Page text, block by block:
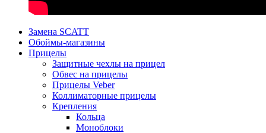
Замена SCATT
Обоймы-магазины
Прицелы
Защитные чехлы на прицел
Обвес на прицелы
Прицелы Veber
Коллиматорные прицелы
Крепления
Кольца
Моноблоки